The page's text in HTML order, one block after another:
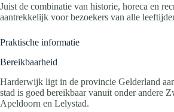
Juist de combinatie van historie, horeca en
aantrekkelijk voor bezoekers van alle
Praktische informatie
Bereikbaarheid
Harderwijk ligt in de provincie Gelderland
stad is goed bereikbaar vanuit onder andere
Apeldoorn en Lelystad.